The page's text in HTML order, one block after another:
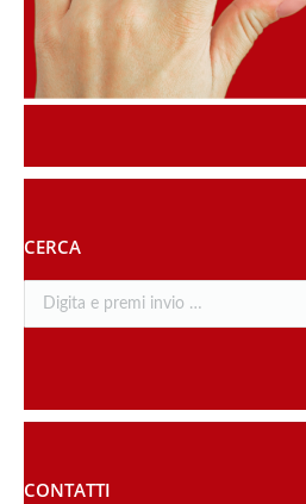
CERCA
CONTATTI